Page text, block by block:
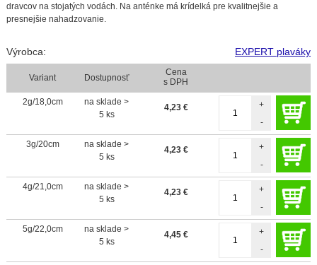
dravcov na stojatých vodách. Na anténke má krídelká pre kvalitnejšie a
presnejšie nahadzovanie.
Výrobca: EXPERT plaváky
Variant Dostupnosť
Cena
s DPH
2g/18,0cm
na sklade >
5 ks
4,23 €
-
+
3g/20cm
na sklade >
5 ks
4,23 €
-
+
4g/21,0cm
na sklade >
5 ks
4,23 €
-
+
5g/22,0cm
na sklade >
5 ks
4,45 €
-
+